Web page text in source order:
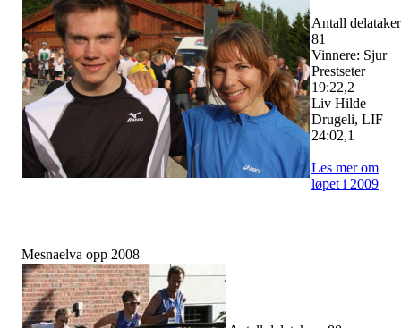
Antall
81
Vinnere: Sjur
Prestseter
19:22,2
Liv Hilde
Drugeli, LIF
24:02,1
Les mer om
løpet i 2009
Mesnaelva opp 2008